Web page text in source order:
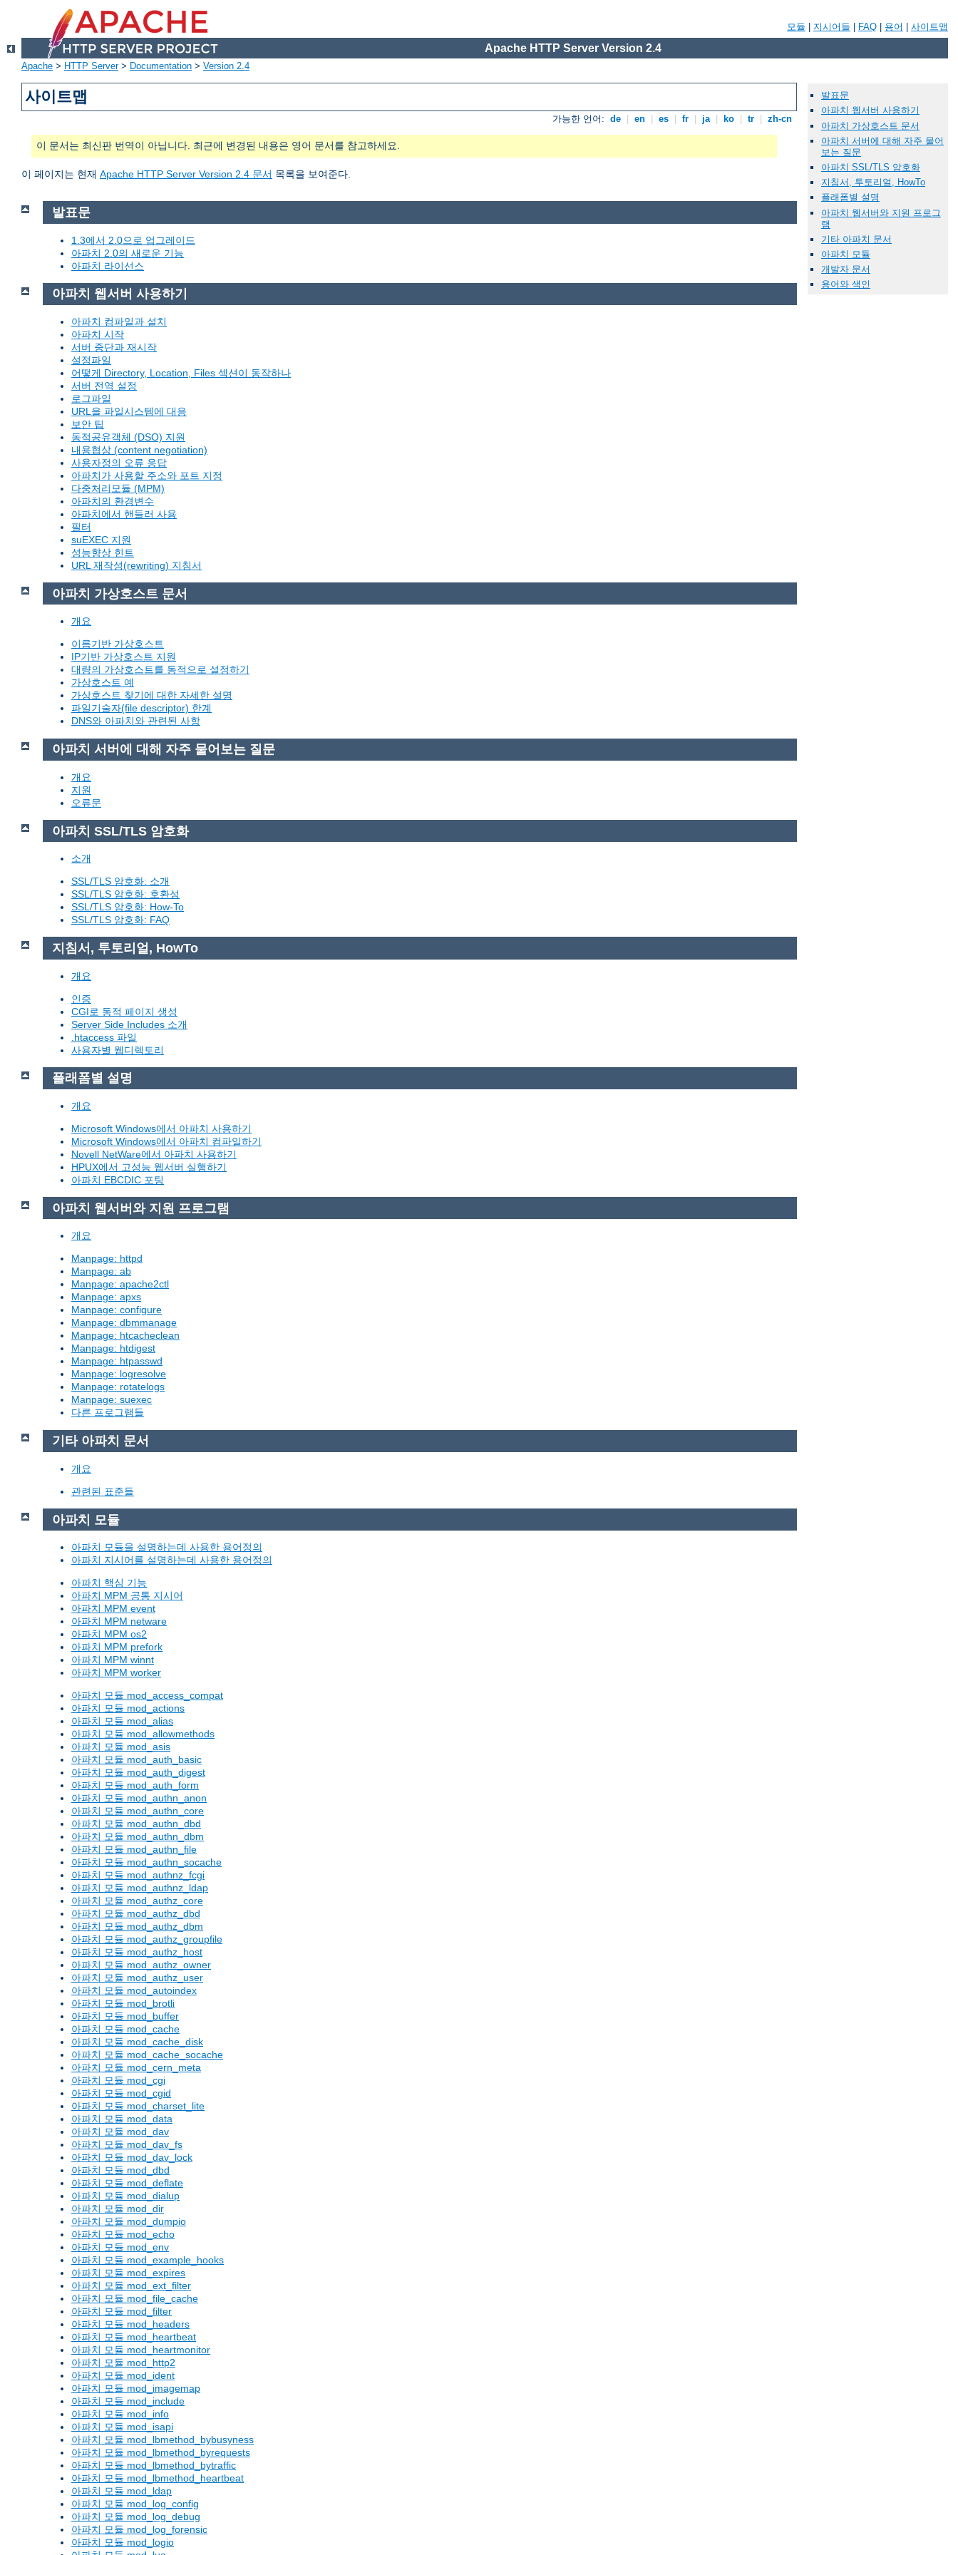
모듈 지시어들 FAQ 용어 사이트맵
Apache HTTP Server Version 2.4
Apache > HTTP Server> Documentation > Version 2.4
사이트맵
가능한 언어: de en es fr ja ko tr zh-cn
이 문서는 최신판 번역이 아닙니다. 최근에 변경된 내용은 영어 문서를 참고하세요.
이 페이지는 현재 Apache HTTP Server Version 2.4 문서 목록을 보여준다.
발표문
아파치 웹서버 사용하기
아파치 가상호스트 문서
아파치 서버에 대해 자주 물어
보는 질문
아파치 SSL/TLS 암호화
지침서, 투토리얼, HowTo
플래폼별 설명
아파치 웹서버와 지원 프로그
램
기타 아파치 문서
아파치 모듈
개발자 문서
용어와 색인
발표문
1.3에서 2.0으로 업그레이드
아파치 2.0의 새로운 기능
아파치 라이선스
아파치 웹서버 사용하기
아파치 컴파일과 설치
아파치 시작
서버 중단과 재시작
설정파일
어떻게 Directory, Location, Files 섹션이 동작하나
서버 전역 설정
로그파일
URL을 파일시스템에 대응
보안 팁
동적공유객체 (DSO) 지원
내용협상 (content negotiation)
사용자정의 오류 응답
아파치가 사용할 주소와 포트 지정
다중처리모듈 (MPM)
아파치의 환경변수
아파치에서 핸들러 사용
필터
suEXEC 지원
성능향상 힌트
URL 재작성(rewriting) 지침서
아파치 가상호스트 문서
개요
이름기반 가상호스트
IP기반 가상호스트 지원
대량의 가상호스트를 동적으로 설정하기
가상호스트 예
가상호스트 찾기에 대한 자세한 설명
파일기술자(file descriptor) 한계
DNS와 아파치와 관련된 사항
아파치 서버에 대해 자주 물어보는 질문
개요
지원
오류문
아파치 SSL/TLS 암호화
소개
SSL/TLS 암호화: 소개
SSL/TLS 암호화: 호환성
SSL/TLS 암호화: How-To
SSL/TLS 암호화: FAQ
지침서, 투토리얼, HowTo
개요
인증
CGI로 동적 페이지 생성
Server Side Includes 소개
.htaccess 파일
사용자별 웹디렉토리
플래폼별 설명
개요
Microsoft Windows에서 아파치 사용하기
Microsoft Windows에서 아파치 컴파일하기
Novell NetWare에서 아파치 사용하기
HPUX에서 고성능 웹서버 실행하기
아파치 EBCDIC 포팅
아파치 웹서버와 지원 프로그램
개요
Manpage: httpd
Manpage: ab
Manpage: apache2ctl
Manpage: apxs
Manpage: configure
Manpage: dbmmanage
Manpage: htcacheclean
Manpage: htdigest
Manpage: htpasswd
Manpage: logresolve
Manpage: rotatelogs
Manpage: suexec
다른 프로그램들
기타 아파치 문서
개요
관련된 표준들
아파치 모듈
아파치 모듈을 설명하는데 사용한 용어정의
아파치 지시어를 설명하는데 사용한 용어정의
아파치 핵심 기능
아파치 MPM 공통 지시어
아파치 MPM event
아파치 MPM netware
아파치 MPM os2
아파치 MPM prefork
아파치 MPM winnt
아파치 MPM worker
아파치 모듈 mod_access_compat
아파치 모듈 mod_actions
아파치 모듈 mod_alias
아파치 모듈 mod_allowmethods
아파치 모듈 mod_asis
아파치 모듈 mod_auth_basic
아파치 모듈 mod_auth_digest
아파치 모듈 mod_auth_form
아파치 모듈 mod_authn_anon
아파치 모듈 mod_authn_core
아파치 모듈 mod_authn_dbd
아파치 모듈 mod_authn_dbm
아파치 모듈 mod_authn_file
아파치 모듈 mod_authn_socache
아파치 모듈 mod_authnz_fcgi
아파치 모듈 mod_authnz_ldap
아파치 모듈 mod_authz_core
아파치 모듈 mod_authz_dbd
아파치 모듈 mod_authz_dbm
아파치 모듈 mod_authz_groupfile
아파치 모듈 mod_authz_host
아파치 모듈 mod_authz_owner
아파치 모듈 mod_authz_user
아파치 모듈 mod_autoindex
아파치 모듈 mod_brotli
아파치 모듈 mod_buffer
아파치 모듈 mod_cache
아파치 모듈 mod_cache_disk
아파치 모듈 mod_cache_socache
아파치 모듈 mod_cern_meta
아파치 모듈 mod_cgi
아파치 모듈 mod_cgid
아파치 모듈 mod_charset_lite
아파치 모듈 mod_data
아파치 모듈 mod_dav
아파치 모듈 mod_dav_fs
아파치 모듈 mod_dav_lock
아파치 모듈 mod_dbd
아파치 모듈 mod_deflate
아파치 모듈 mod_dialup
아파치 모듈 mod_dir
아파치 모듈 mod_dumpio
아파치 모듈 mod_echo
아파치 모듈 mod_env
아파치 모듈 mod_example_hooks
아파치 모듈 mod_expires
아파치 모듈 mod_ext_filter
아파치 모듈 mod_file_cache
아파치 모듈 mod_filter
아파치 모듈 mod_headers
아파치 모듈 mod_heartbeat
아파치 모듈 mod_heartmonitor
아파치 모듈 mod_http2
아파치 모듈 mod_ident
아파치 모듈 mod_imagemap
아파치 모듈 mod_include
아파치 모듈 mod_info
아파치 모듈 mod_isapi
아파치 모듈 mod_lbmethod_bybusyness
아파치 모듈 mod_lbmethod_byrequests
아파치 모듈 mod_lbmethod_bytraffic
아파치 모듈 mod_lbmethod_heartbeat
아파치 모듈 mod_ldap
아파치 모듈 mod_log_config
아파치 모듈 mod_log_debug
아파치 모듈 mod_log_forensic
아파치 모듈 mod_logio